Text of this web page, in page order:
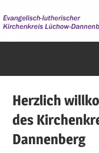
Inhalt
springen
Herzlich
des
Dannenberg